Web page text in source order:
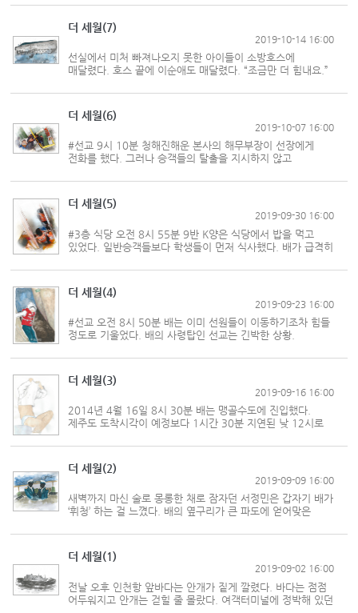
들어갔다. 헬기 513호는 호버링(hovering: 공중 정지 제자리
비행)을 하며 구조 바...
더 세월(7)
2019-10-14 16:00
선실에서 미처 빠져나오지 못한 아이들이 소방호스에
매달렸다. 호스 끝에 이순애도 매달렸다. “조금만 더 힘내요.”
서정민은 주변에 있는 호스 하나를 더 찾았다. 찾은 소방호스
한쪽을 배 난간에 묶고 ...
더 세월(6)
2019-10-07 16:00
#선교 9시 10분 청해진해운 본사의 해무부장이 선장에게
전화를 했다. 그러나 승객들의 탈출을 지시하지 않고
오히려 선박 서류에 신경을 썼다. ‘선원 23명, 출항 전
안전점검 이상 무, 여객선안전관리...
더 세월(5)
2019-09-30 16:00
#3층 식당 오전 8시 55분 9반 K양은 식당에서 밥을 먹고
있었다. 일반승객들보다 학생들이 먼저 식사했다. 배가 급격히
소리쳤다. 갑판에 나와 있던 승객들은 쾅 하는 굉음을 들었다.
#4층 객실통로 오전 8시...
더 세월(4)
2019-09-23 16:00
#선교 오전 8시 50분 배는 이미 선원들이 이동하기조차 힘들
정도로 기울었다. 배의 사령탑인 선교는 긴박한 상황.
달려갔다. 선장과 출입문 앞에서 마주쳤다. 선장은 선교 옆에
붙어 있는 침실에 있다가...
더 세월(3)
2019-09-16 16:00
2014년 4월 16일 8시 30분 배는 맹골수도에 진입했다.
제주도 도착시각이 예정보다 1시간 30분 지연된 낮 12시로
체크했다. 8시 45분 오른쪽에 병풍도(屛風島)를 보았다.
“스타보드 5도!” 3항사는 선수를 5...
더 세월(2)
2019-09-09 16:00
새벽까지 마신 술로 몽롱한 채로 잠자던 서정민은 갑자기 배가
‘휘청’ 하는 걸 느꼈다. 배의 옆구리가 큰 파도에 얻어맞은
배는 균형이 잡혔다. 탁자 위에 놓여 있던 빈병이 바닥에
떨어져 나뒹굴었고...
더 세월(1)
2019-09-02 16:00
전날 오후 인천항 앞바다는 안개가 짙게 깔렸다. 바다는 점점
어두워지고 안개는 걷힐 줄 몰랐다. 여객터미널에 정박해 있던